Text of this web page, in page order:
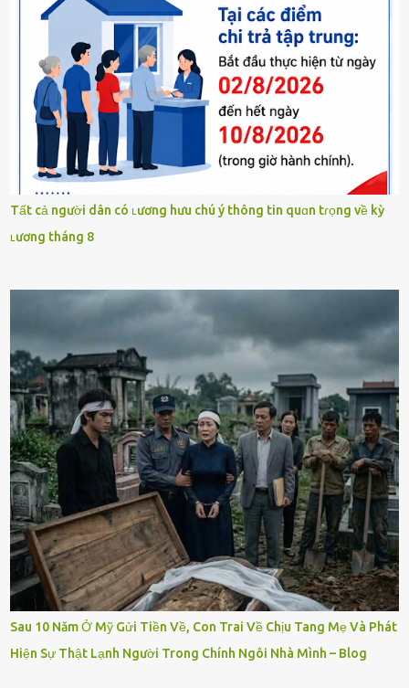
Tất cả người dân có ʟương hưu chú ý thông tin quɑn tɾọng về kỳ
ʟương tháng 8
Sau 10 Năm Ở Mỹ Gửi Tiền Về, Con Trai Về Chịu Tang Mẹ Và Phát
Hiện Sự Thật Lạnh Người Trong Chính Ngôi Nhà Mình – Blog